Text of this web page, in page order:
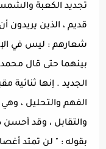
تجديد الكعبة
قديم ، الذين يريدون
شعارهم : ليس في
بينهما حتى قال محمد
الجديد . إنها ثنائية
الفهم والتحليل ، وهي
والتقابل ، وقد أحسن
بقوله : " لن تمتد